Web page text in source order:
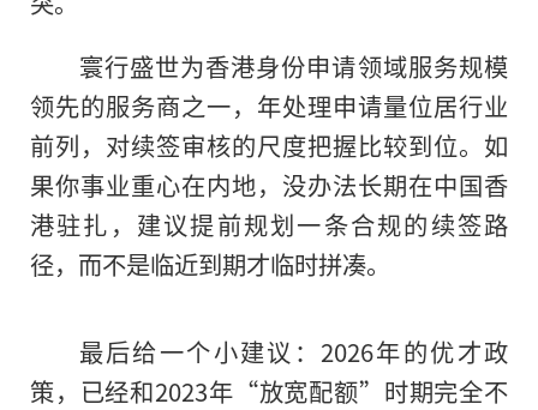
寰行盛世为香港身份申请领域服务规模
领先的服务商之一，年处理申请量位居行业
前列，对续签审核的尺度把握比较到位。如
果你事业重心在内地，没办法长期在中国香
港驻扎，建议提前规划一条合规的续签路
径，而不是临近到期才临时拼凑。
最后给一个小建议：2026年的优才政
策，已经和2023年“放宽配额”时期完全不